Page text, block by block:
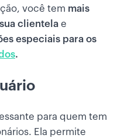
você tem mais
clientela e
especiais para os
.
para quem tem
Ela permite